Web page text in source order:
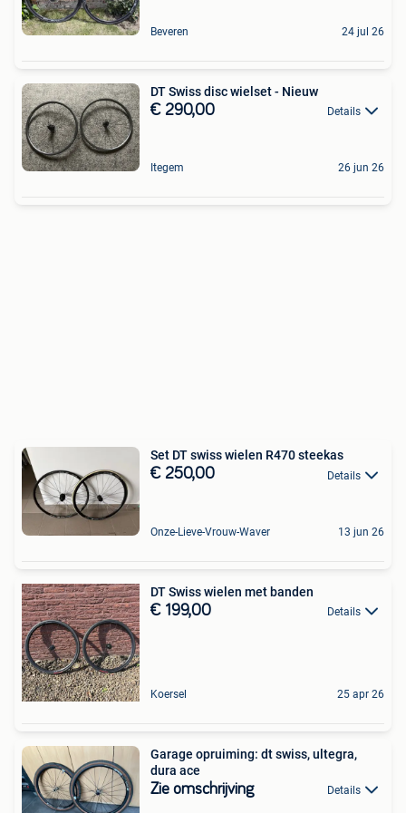
Beveren 24 jul 26
DT Swiss disc wielset - Nieuw
€ 290,00 Details
Itegem 26 jun 26
Set DT swiss wielen R470 steekas
€ 250,00 Details
Onze-Lieve-Vrouw-Waver 13 jun 26
DT Swiss wielen met banden
€ 199,00 Details
Koersel 25 apr 26
Garage opruiming: dt swiss, ultegra,
dura ace
Zie omschrijving Details